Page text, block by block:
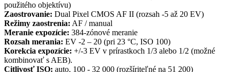
použitého objektívu)
Zaostrovanie: Dual Pixel CMOS AF II (rozsah -5 až 20 EV)
Režimy zaostrenia: AF / manual
Meranie expozície: 384-zónové meranie
Rozsah merania: EV -2 – 20 (pri 23 °C, ISO 100)
Korekcia expozície: +/-3 EV v prírastkoch 1/3 alebo 1/2 (možné
kombinovať s AEB).
Citlivosť ISO: auto, 100 - 32 000 (rozšíriteľné na 51 200)